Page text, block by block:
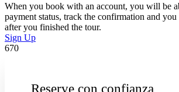
When you book with an account, you will be
payment status, track the confirmation and you
after you finished the tour.
Sign Up
670
Reserve con confianza